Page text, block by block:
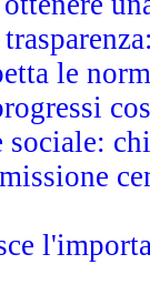
le
sociale: